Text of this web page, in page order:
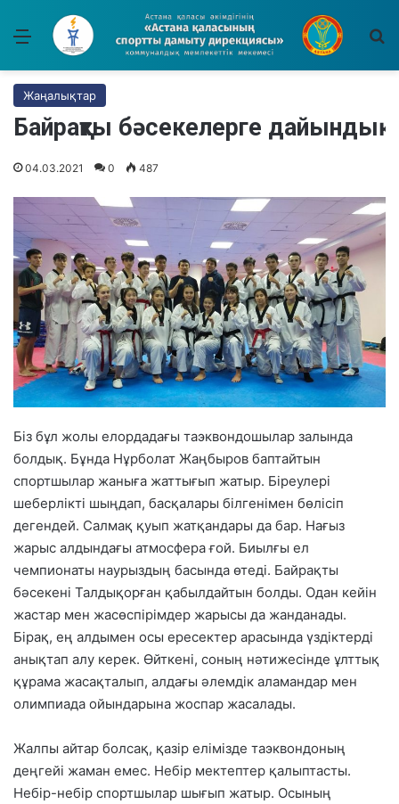
Мәзір
Жаңалықтар
Байрақты бәсекелерге дайындық
04.03.2021 0 487
Біз бұл жолы елордадағы таэквондошылар залында
болдық. Бұнда Нұрболат Жаңбыров баптайтын
спортшылар жаныға жаттығып жатыр. Біреулері
шеберлікті шыңдап, басқалары білгенімен бөлісіп
дегендей. Салмақ қуып жатқандары да бар. Нағыз
жарыс алдындағы атмосфера ғой. Биылғы ел
чемпионаты наурыздың басында өтеді. Байрақты
бәсекені Талдықорған қабылдайтын болды. Одан кейін
жастар мен жасөспірімдер жарысы да жанданады.
Бірақ, ең алдымен осы ересектер арасында үздіктерді
анықтап алу керек. Өйткені, соның нәтижесінде ұлттық
құрама жасақталып, алдағы әлемдік аламандар мен
олимпиада ойындарына жоспар жасалады.
Жалпы айтар болсақ, қазір елімізде таэквондоның
деңгейі жаман емес. Небір мектептер қалыптасты.
Небір-небір спортшылар шығып жатыр. Осының